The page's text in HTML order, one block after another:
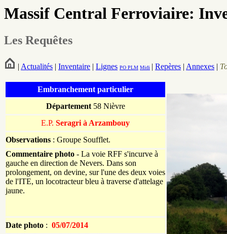
Massif Central Ferroviaire:
Les Requêtes
| Actualités | Inventaire | Lignes PO PLM Midi | Repères | Annexes |
Embranchement particulier
Département58 Nièvre
E.P. Seragri à Arzambouy
Observations : Groupe Soufflet.
Commentaire photo - La voie RFF s'incurve à
gauche en direction de Nevers. Dans son
prolongement, on devine, sur l'une des deux voies
de l'ITE, un locotracteur bleu à traverse d'attelage
jaune.
Date photo : 05/07/2014